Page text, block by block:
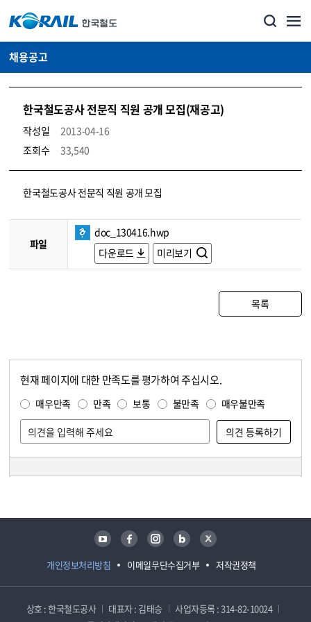
채용공고
한국철도공사 전문직 직원 공개 모집(재공고)
작성일
2013-04-16
조회수
33,540
코레일소개_경영공시_채용공고 상세보기 – 내용, 파일, 담당자 연락처로 구성
한국철도공사 전문직 직원 공개 모집
파일
doc_130416.hwp
다운로드
미리보기
목록
현재 페이지에 대한 만족도를 평가하여 주십시오.
매우만족 만족 보통 불만족 매우불만족
개인정보처리방침 이메일무단수집거부 저작권정책
유튜브 페이스북 인스타그램 블로그 트위터
상호 : 한국철도공사 대표자 : 김태승
사업자등록 : 314-82-10024